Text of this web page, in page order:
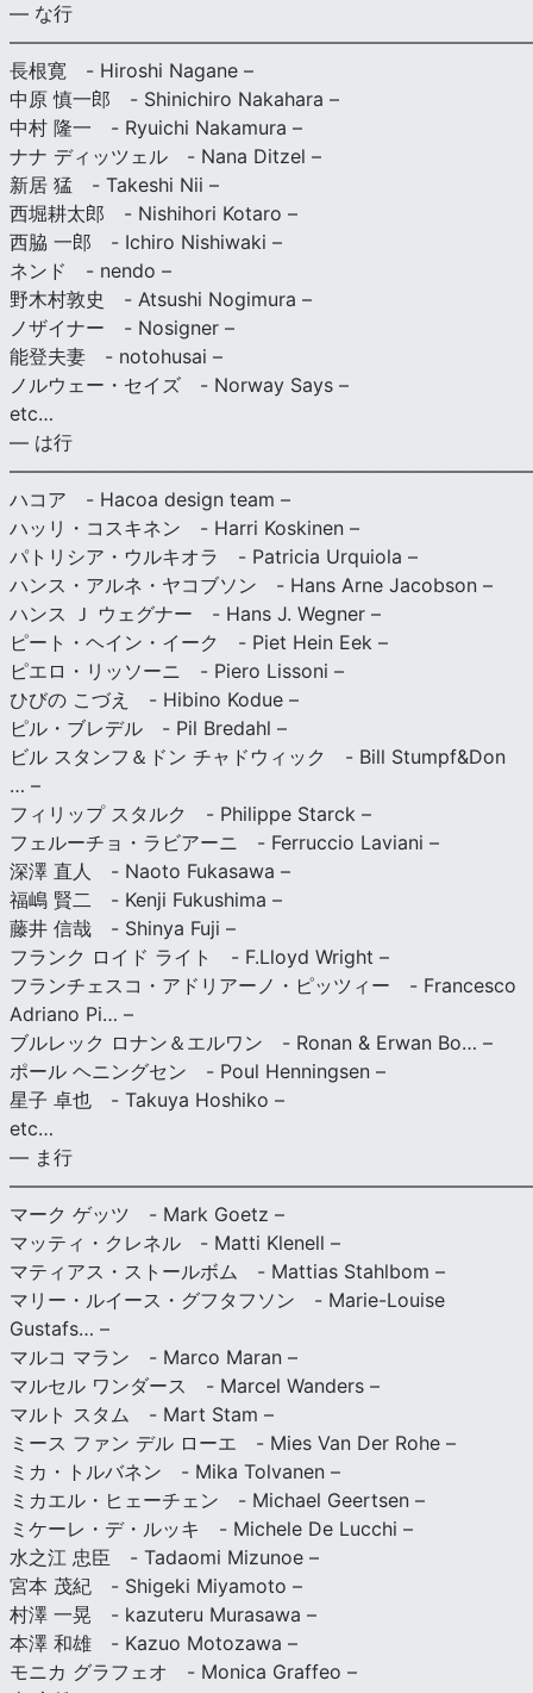
— な行
長根寛 - Hiroshi Nagane –
中原 慎一郎 - Shinichiro Nakahara –
中村 隆一 - Ryuichi Nakamura –
ナナ ディッツェル - Nana Ditzel –
新居 猛 - Takeshi Nii –
西堀耕太郎 - Nishihori Kotaro –
西脇 一郎 - Ichiro Nishiwaki –
ネンド - nendo –
野木村敦史 - Atsushi Nogimura –
ノザイナー - Nosigner –
能登夫妻 - notohusai –
ノルウェー・セイズ - Norway Says –
etc…
— は行
ハコア - Hacoa design team –
ハッリ・コスキネン - Harri Koskinen –
パトリシア・ウルキオラ - Patricia Urquiola –
ハンス・アルネ・ヤコブソン - Hans Arne Jacobson –
ハンス Ｊ ウェグナー - Hans J. Wegner –
ピート・ヘイン・イーク - Piet Hein Eek –
ピエロ・リッソーニ - Piero Lissoni –
ひびの こづえ - Hibino Kodue –
ピル・ブレデル - Pil Bredahl –
ビル スタンフ＆ドン チャドウィック - Bill Stumpf&Don
… –
フィリップ スタルク - Philippe Starck –
フェルーチョ・ラビアーニ - Ferruccio Laviani –
深澤 直人 - Naoto Fukasawa –
福嶋 賢二 - Kenji Fukushima –
藤井 信哉 - Shinya Fuji –
フランク ロイド ライト - F.Lloyd Wright –
フランチェスコ・アドリアーノ・ピッツィー - Francesco
Adriano Pi… –
ブルレック ロナン＆エルワン - Ronan & Erwan Bo… –
ポール ヘニングセン - Poul Henningsen –
星子 卓也 - Takuya Hoshiko –
etc…
— ま行
マーク ゲッツ - Mark Goetz –
マッティ・クレネル - Matti Klenell –
マティアス・ストールボム - Mattias Stahlbom –
マリー・ルイース・グフタフソン - Marie-Louise
Gustafs… –
マルコ マラン - Marco Maran –
マルセル ワンダース - Marcel Wanders –
マルト スタム - Mart Stam –
ミース ファン デル ローエ - Mies Van Der Rohe –
ミカ・トルバネン - Mika Tolvanen –
ミカエル・ヒェーチェン - Michael Geertsen –
ミケーレ・デ・ルッキ - Michele De Lucchi –
水之江 忠臣 - Tadaomi Mizunoe –
宮本 茂紀 - Shigeki Miyamoto –
村澤 一晃 - kazuteru Murasawa –
本澤 和雄 - Kazuo Motozawa –
モニカ グラフェオ - Monica Graffeo –